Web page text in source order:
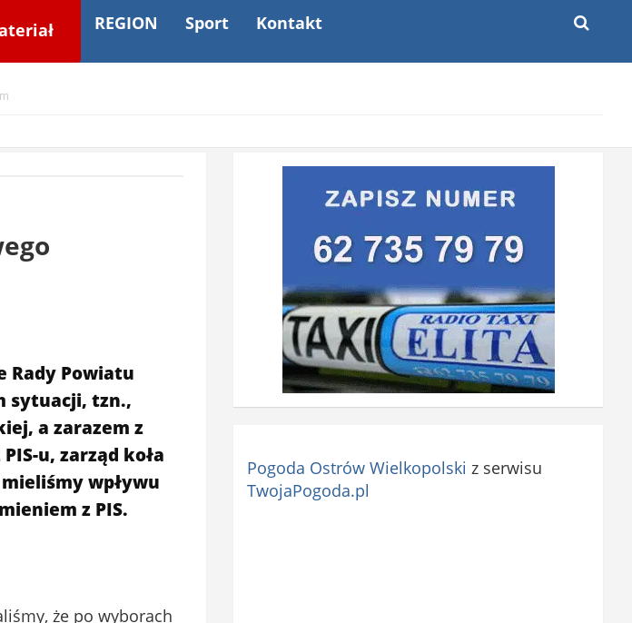
REGION Sport Kontakt
Rady Powiatu
sytuacji, tzn.,
a zarazem z
u, zarząd koła
wpływu
z PIS.
że po wyborach
Pogoda Ostrów Wielkopolski z serwisu
TwojaPogoda.pl